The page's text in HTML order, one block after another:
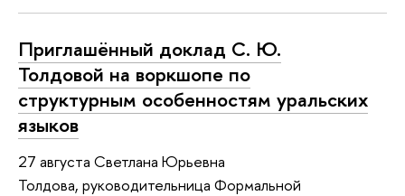
Приглашённый доклад С. Ю.
Толдовой на воркшопе по
структурным особенностям уральских
языков
27 августа Светлана Юрьевна
Толдова, руководительница Формальной